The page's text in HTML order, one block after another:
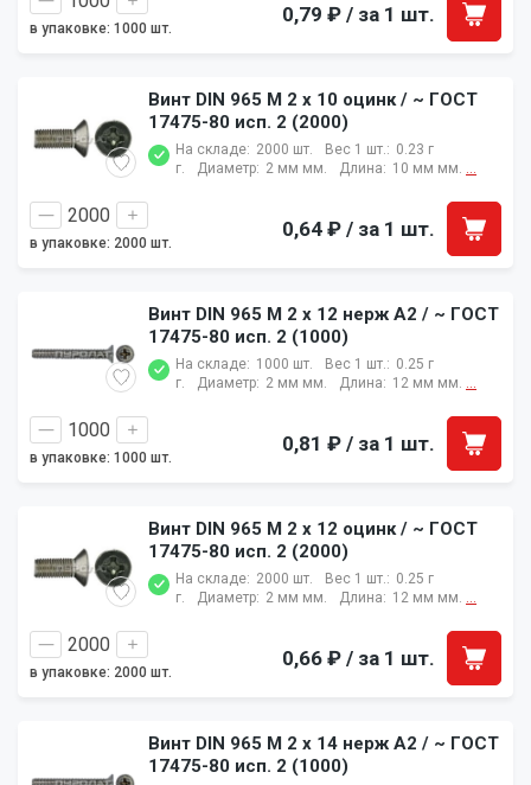
в упаковке: 1000 шт.
0,79 ₽ / за 1 шт.
Винт DIN 965 M 2 x 10 оцинк / ~ ГОСТ
17475-80 исп. 2 (2000)
На складе: 2000 шт. Вес 1 шт.: 0.23 г
г.
Диаметр: 2 мм мм. Длина: 10 мм мм. ...
в упаковке: 2000 шт.
0,64 ₽ / за 1 шт.
Винт DIN 965 M 2 x 12 нерж A2 / ~ ГОСТ
17475-80 исп. 2 (1000)
На складе: 1000 шт. Вес 1 шт.: 0.25 г
г.
Диаметр: 2 мм мм. Длина: 12 мм мм. ...
в упаковке: 1000 шт.
0,81 ₽ / за 1 шт.
Винт DIN 965 M 2 x 12 оцинк / ~ ГОСТ
17475-80 исп. 2 (2000)
На складе: 2000 шт. Вес 1 шт.: 0.25 г
г.
Диаметр: 2 мм мм. Длина: 12 мм мм. ...
в упаковке: 2000 шт.
0,66 ₽ / за 1 шт.
Винт DIN 965 M 2 x 14 нерж A2 / ~ ГОСТ
17475-80 исп. 2 (1000)